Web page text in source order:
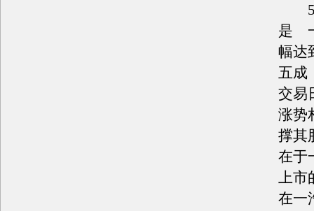
5
是
幅达
五成
交易
涨势
撑其
在于
上市
在一